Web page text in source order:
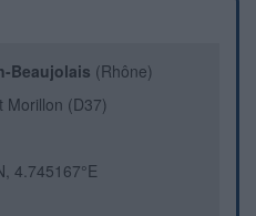
Beaujolais (Rhône)
Morillon (D37)
4.745167°E